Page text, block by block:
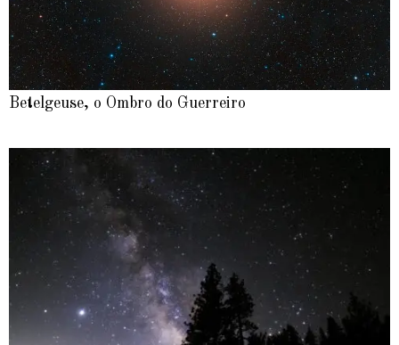
Betelgeuse, o Ombro do Guerreiro